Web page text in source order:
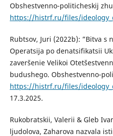
Obshestvenno-politicheskij
https://histrf.ru/files/
Rubtsov, Juri (2022b): ”Bitva s
Operatsija po denatsifikatsii
zaveršenie Velikoi
budushego. Obshestvenno-
https://histrf.ru/files/
17.3.2025.
Rukobratskii, Valerii & Gleb
ljudolova, Zaharova nazvala